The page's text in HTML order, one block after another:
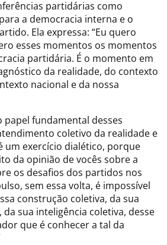
partidárias como
a democracia interna e o
Ela expressa: “Eu quero
esses momentos os momentos
partidária. É o momento em
da realidade, do contexto
nacional e da nossa
papel fundamental desses
coletivo da realidade e
um exercício dialético, porque
da opinião de vocês sobre a
os desafios dos partidos nos
sem essa volta, é impossível
construção coletiva, da sua
da sua inteligência coletiva, desse
que é conhecer a tal da